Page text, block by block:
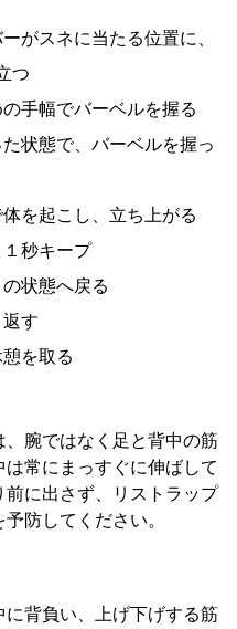
がスネに当たる位置に、
つ
手幅でバーベルを握る
状態で、バーベルを握っ
を起こし、立ち上がる
秒キープ
状態へ戻る
す
を取る
腕ではなく足と背中の筋
常にまっすぐに伸ばして
に出さず、リストラップ
防してください。
背負い、上げ下げする筋